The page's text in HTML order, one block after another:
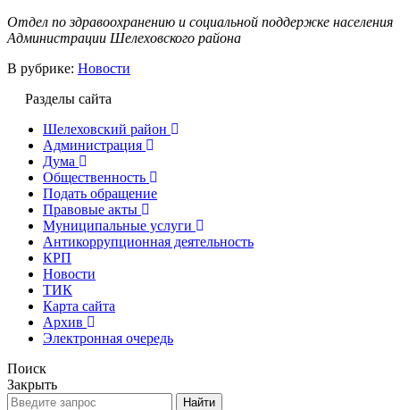
Отдел по здравоохранению и социальной поддержке населения
Администрации Шелеховского района
В рубрике: Новости
Разделы сайта
Шелеховский район
Администрация
Дума
Общественность
Подать обращение
Правовые акты
Муниципальные услуги
Антикоррупционная деятельность
КРП
Новости
ТИК
Карта сайта
Архив
Электронная очередь
Поиск
Закрыть
Найти